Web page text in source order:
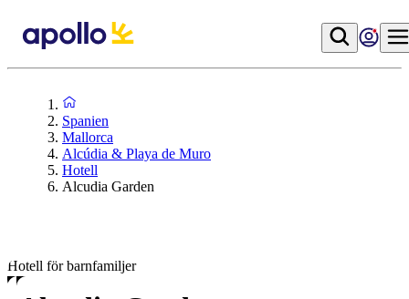
Spanien
Mallorca
Alcúdia & Playa de Muro
Hotell
Alcudia Garden
Hotell för barnfamiljer